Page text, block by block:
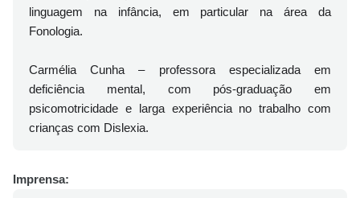
linguagem na infância, em particular na área da
Fonologia.
Carmélia Cunha – professora especializada em
deficiência mental, com pós-graduação em
psicomotricidade e larga experiência no trabalho com
crianças com Dislexia.
Imprensa: